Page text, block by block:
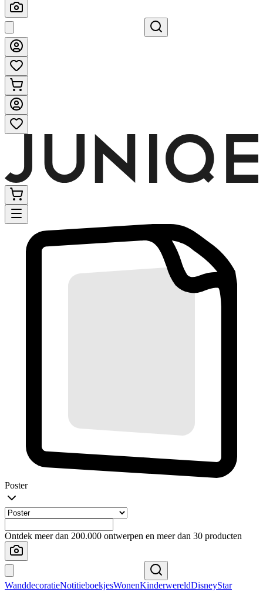
Poster
Ontdek meer dan 200.000 ontwerpen en meer dan 30 producten
WanddecoratieNotitieboekjesWonenKinderwereldDisneyStar